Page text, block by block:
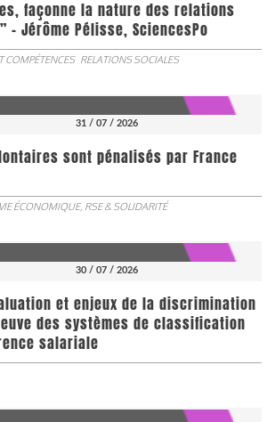
façonne la nature des relations
- Jérôme Pélisse, SciencesPo
COMPÉTENCES RELATIONS SOCIALES
31 / 07 / 2026
sont pénalisés par France
VIE ÉCONOMIQUE, RSE & SOLIDARITÉ
30 / 07 / 2026
et enjeux de la discrimination
des systèmes de classification
salariale